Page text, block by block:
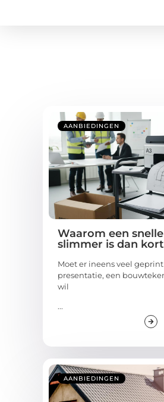
AANBIEDINGEN
Waarom een
slimmer is dan
Moet er ineens veel
presentatie, een
wil
...
AANBIEDINGEN